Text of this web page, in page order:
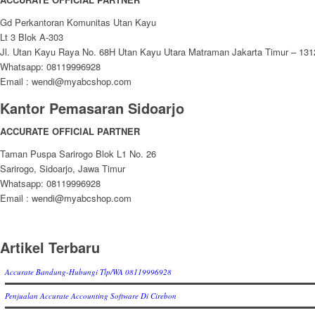
Gd Perkantoran Komunitas Utan Kayu
Lt 3 Blok A-303
Jl. Utan Kayu Raya No. 68H Utan Kayu Utara Matraman Jakarta Timur –
Whatsapp: 08119996928
Email : wendi@myabcshop.com
Kantor Pemasaran Sidoarjo
ACCURATE OFFICIAL PARTNER
Taman Puspa Sarirogo Blok L1 No. 26
Sarirogo, Sidoarjo, Jawa Timur
Whatsapp: 08119996928
Email : wendi@myabcshop.com
Artikel Terbaru
Accurate Bandung-Hubungi Tlp/WA 08119996928
Penjualan Accurate Accounting Software Di Cirebon